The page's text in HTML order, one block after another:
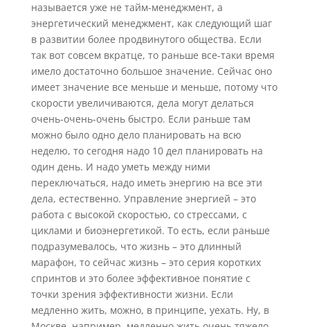
называется уже не тайм-менеджмент, а
энергетический менеджмент, как следующий шаг
в развитии более продвинутого общества. Если
так вот совсем вкратце, то раньше все-таки время
имело достаточно большое значение. Сейчас оно
имеет значение все меньше и меньше, потому что
скорости увеличиваются, дела могут делаться
очень-очень-очень быстро. Если раньше там
можно было одно дело планировать на всю
неделю, то сегодня надо 10 дел планировать на
один день. И надо уметь между ними
переключаться, надо иметь энергию на все эти
дела, естественно. Управление энергией – это
работа с высокой скоростью, со стрессами, с
циклами и биоэнергетикой. То есть, если раньше
подразумевалось, что жизнь – это длинный
марафон, то сейчас жизнь – это серия коротких
спринтов и это более эффективное понятие с
точки зрения эффективности жизни. Если
медленно жить, можно, в принципе, уехать. Ну, в